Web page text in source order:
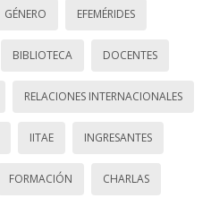
GÉNERO EFEMÉRIDES
BIBLIOTECA DOCENTES
RELACIONES INTERNACIONALES
IITAE INGRESANTES
FORMACIÓN CHARLAS